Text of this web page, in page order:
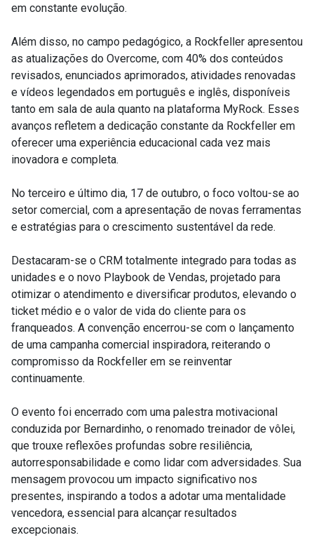
em constante evolução.
Além disso, no campo pedagógico, a Rockfeller apresentou
as atualizações do Overcome, com 40% dos conteúdos
revisados, enunciados aprimorados, atividades renovadas
e vídeos legendados em português e inglês, disponíveis
tanto em sala de aula quanto na plataforma MyRock. Esses
avanços refletem a dedicação constante da Rockfeller em
oferecer uma experiência educacional cada vez mais
inovadora e completa.
No terceiro e último dia, 17 de outubro, o foco voltou-se ao
setor comercial, com a apresentação de novas ferramentas
e estratégias para o crescimento sustentável da rede.
Destacaram-se o CRM totalmente integrado para todas as
unidades e o novo Playbook de Vendas, projetado para
otimizar o atendimento e diversificar produtos, elevando o
ticket médio e o valor de vida do cliente para os
franqueados. A convenção encerrou-se com o lançamento
de uma campanha comercial inspiradora, reiterando o
compromisso da Rockfeller em se reinventar
continuamente.
O evento foi encerrado com uma palestra motivacional
conduzida por Bernardinho, o renomado treinador de vôlei,
que trouxe reflexões profundas sobre resiliência,
autorresponsabilidade e como lidar com adversidades. Sua
mensagem provocou um impacto significativo nos
presentes, inspirando a todos a adotar uma mentalidade
vencedora, essencial para alcançar resultados
excepcionais.